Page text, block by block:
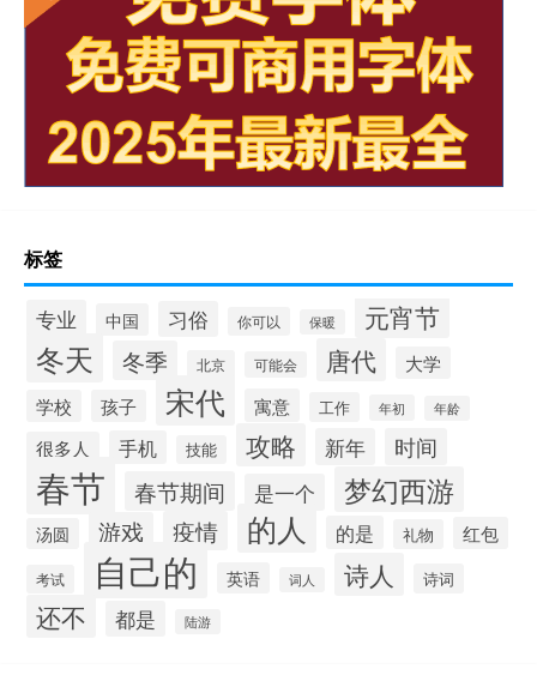
标签
专业 中国 习俗 你可以 保暖 元宵节
冬天 冬季 北京 可能会 唐代
大学
学校
孩子 宋代 寓意 工作 年初 年龄
很多人 手机 技能 攻略 新年 时间
春节 春节期间 是一个 梦幻西游
汤圆 游戏 疫情 的人 的是 礼物 红包
考试 自己的 英语 词人 诗人 诗词
还不 都是 陆游